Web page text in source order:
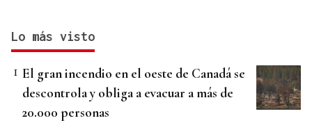
Lo más visto
El gran incendio en el oeste de Canadá se
descontrola y obliga a evacuar a más de
20.000 personas